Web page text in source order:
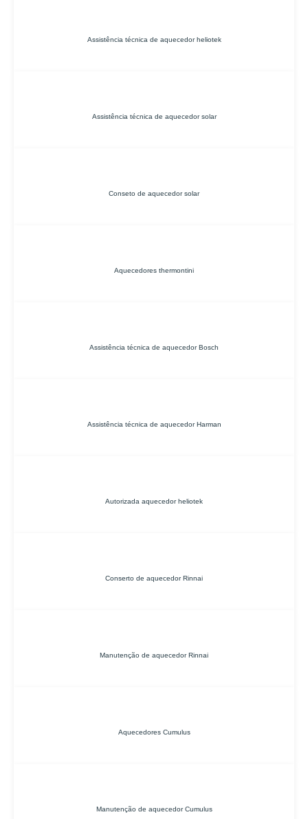
Assistência técnica de aquecedor heliotek
Assistência técnica de aquecedor solar
Conseto de aquecedor solar
Aquecedores thermontini
Assistência técnica de aquecedor Bosch
Assistência técnica de aquecedor Harman
Autorizada aquecedor heliotek
Conserto de aquecedor Rinnai
Manutenção de aquecedor Rinnai
Aquecedores Cumulus
Manutenção de aquecedor Cumulus